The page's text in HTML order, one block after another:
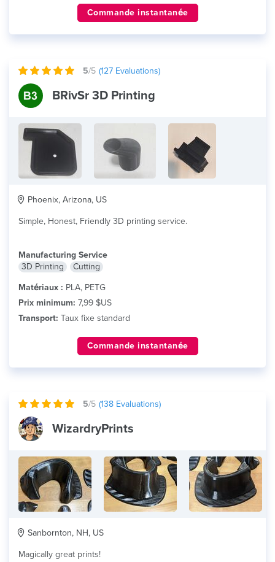
Commande instantanée
5/5 (127 Evaluations)
BRivSr 3D Printing
Phoenix, Arizona, US
Simple, Honest, Friendly 3D printing service.
Manufacturing Service
3D Printing
Cutting
Matériaux : PLA, PETG
Prix minimum: 7,99 $US
Transport: Taux fixe standard
Commande instantanée
5/5 (138 Evaluations)
WizardryPrints
Sanbornton, NH, US
Magically great prints!